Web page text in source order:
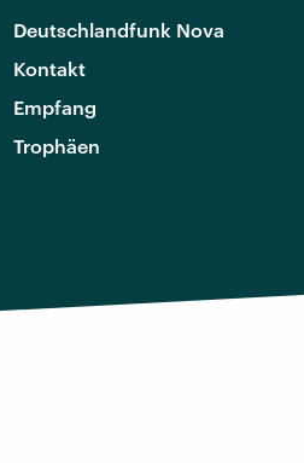
Deutschlandfunk Nova
Kontakt
Empfang
Trophäen